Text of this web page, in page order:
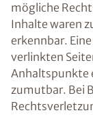
mögliche
Inhalte waren
erkennbar.
verlinkten
Anhaltspunkte
zumutbar. Bei